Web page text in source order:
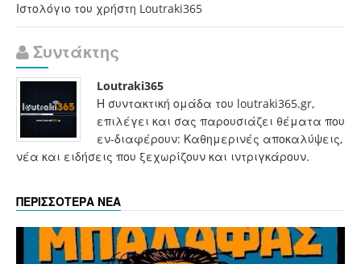
Ιστολόγιο του χρήστη Loutraki365
Συντάκτης
Loutraki365
Η συντακτική ομάδα του loutraki365.gr,
επιλέγει και σας παρουσιάζει θέματα που
εν-διαφέρουν: Καθημερινές αποκαλύψεις,
νέα και ειδήσεις που ξεχωρίζουν και ιντριγκάρουν.
ΠΕΡΙΣΣΟΤΕΡΑ ΝΕΑ